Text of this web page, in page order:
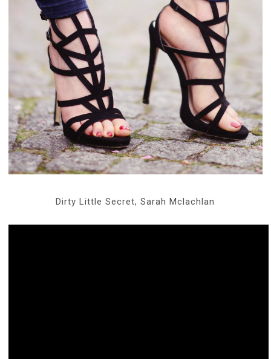
Dirty Little Secret, Sarah Mclachlan